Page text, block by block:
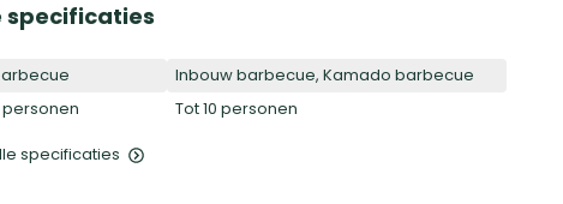
specificaties
Inbouw barbecue, Kamado barbecue
Tot 10 personen
specificaties